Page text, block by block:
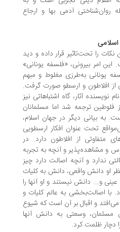
آدمی بها و ارجاع
تحت‌تاثیر قرار داده و دید
بیرونی، «فلسفه یونانی»
به‌طرزی مغلوط و مبهم
و ارسطو صورت گرفت.
آثار، گاه اشتباهاتی نیز
ترجمه شد اما مسلمانان
دیگر در جهان اسلام،
تحت عنوان افکار ارسطویی
از افلاطون دارد. در
و آنچه به تجربه
و آنچه اصالت دارد چیز
واقعی، دانش به کلیات
دانش نیستند و او آنها را
به عالم کلیات و
اقبال بر آن است که شیوع
وسعتی به دانش آنها
کرد.